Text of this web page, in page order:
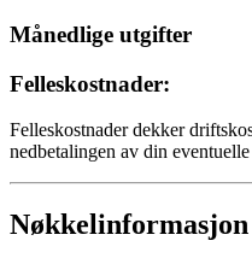
Månedlige utgifter
Felleskostnader:
Felleskostnader dekker
nedbetalingen av din
Nøkkelinformasjon